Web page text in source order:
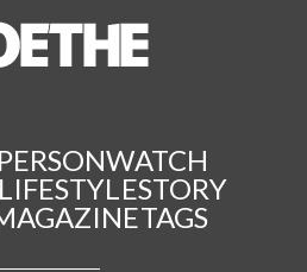
PERSONWATCH
LIFESTYLESTORY
TAGS